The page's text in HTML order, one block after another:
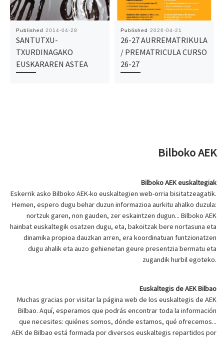
Published 2014-04-28
SANTUTXU-
TXURDINAGAKO
EUSKARAREN ASTEA
Published 2026-04-21
26-27 AURREMATRIKULA
/ PREMATRICULA CURSO
26-27
Bilboko AEK
Bilboko AEK euskaltegiak
Eskerrik asko Bilboko AEK-ko euskaltegien web-orria bisitatzeagatik.
Hemen, espero dugu behar duzun informazioa aurkitu ahalko duzula:
nortzuk garen, non gauden, zer eskaintzen dugun... Bilboko AEK
hainbat euskaltegik osatzen dugu, eta, bakoitzak bere nortasuna eta
dinamika propioa dauzkan arren, era koordinatuan funtzionatzen
dugu ahalik eta auzo gehienetan geure presentzia bermatu eta
zugandik hurbil egoteko.
Euskaltegis de AEK Bilbao
Muchas gracias por visitar la página web de los euskaltegis de AEK
Bilbao. Aquí, esperamos que podrás encontrar toda la información
que necesites: quiénes somos, dónde estamos, qué ofrecemos...
AEK de Bilbao está formada por diversos euskaltegis repartidos por